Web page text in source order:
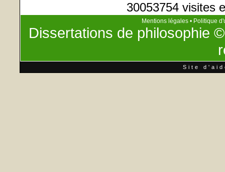
30053754 visites
Mentions légales • Politique
Dissertations de philosophie
Site